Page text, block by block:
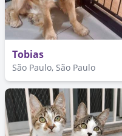
Tobias
São Paulo, São Paulo